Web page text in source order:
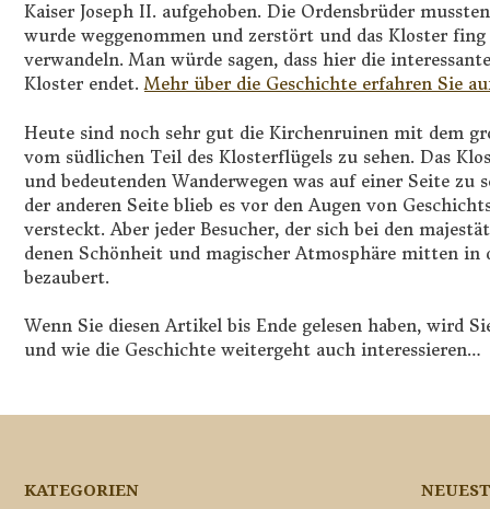
Kaiser Joseph II. aufgehoben. Die Ordensbrüder
wurde weggenommen und zerstört und das Kloster
verwandeln. Man würde sagen, dass hier die
Kloster endet.Mehr über die Geschichte erfahren Sie
Heute sind noch sehr gut die Kirchenruinen mit dem
vom südlichen Teil des Klosterflügels zu sehen. Das
und bedeutenden Wanderwegen was auf einer Seite
der anderen Seite blieb es vor den Augen von
versteckt. Aber jeder Besucher, der sich bei den
denen Schönheit und magischer Atmosphäre mitten in
bezaubert.
Wenn Sie diesen Artikel bis Ende gelesen haben, wird
und wie die Geschichte weitergeht auch interessieren…
KATEGORIEN